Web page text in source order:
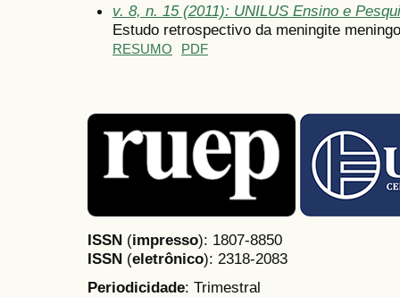
v. 8, n. 15 (2011): UNILUS Ensino e
Estudo retrospectivo da meningite
RESUMO PDF
ISSN (impresso): 1807-8850
ISSN (eletrônico): 2318-2083
Periodicidade: Trimestral